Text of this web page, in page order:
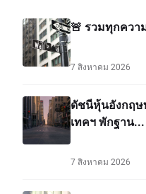
🚨 รวมทุกควา
7 สิงหาคม 2026
ดัชนีหุ้นอังกฤ
เทคฯ พักฐาน...
7 สิงหาคม 2026